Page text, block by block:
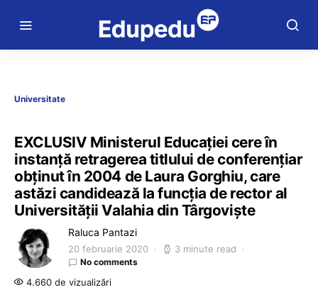
Universitate
EXCLUSIV Ministerul Educației cere în
instanță retragerea titlului de conferențiar
obținut în 2004 de Laura Gorghiu, care
astăzi candidează la funcția de rector al
Universităţii Valahia din Târgovişte
Raluca Pantazi
20 februarie 2020 3 minute read
No comments
4.660 de vizualizări